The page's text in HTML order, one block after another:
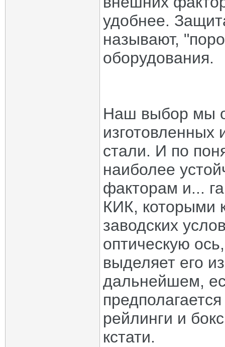
удобнее.
называют,
оборудования.
Наш выбор мы
стали. И по
наиболее
факторам и...
КИК, которыми
заводских
оптическую
выделяет его
дальнейшем,
рейлинги и
кстати.